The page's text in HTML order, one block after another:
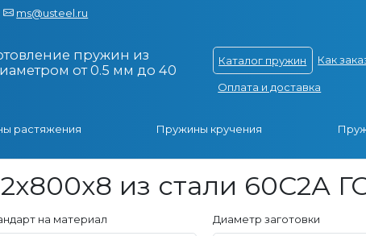
ms@usteel.ru
пружин из
от 0.5 мм до 40
Каталог пружин Как
Оплата и доставка
растяжения Пружины кручения
из стали 60С2А
на материал Диаметр заготовки